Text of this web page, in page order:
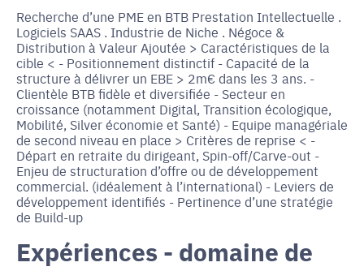
Recherche d’une PME en BTB Prestation Intellectuelle .
Logiciels SAAS . Industrie de Niche . Négoce &
Distribution à Valeur Ajoutée > Caractéristiques de la
cible < - Positionnement distinctif - Capacité de la
structure à délivrer un EBE > 2m€ dans les 3 ans. -
Clientèle BTB fidèle et diversifiée - Secteur en
croissance (notamment Digital, Transition écologique,
Mobilité, Silver économie et Santé) - Equipe managériale
de second niveau en place > Critères de reprise < -
Départ en retraite du dirigeant, Spin-off/Carve-out -
Enjeu de structuration d’offre ou de développement
commercial. (idéalement à l’international) - Leviers de
développement identifiés - Pertinence d’une stratégie
de Build-up
Expériences - domaine de